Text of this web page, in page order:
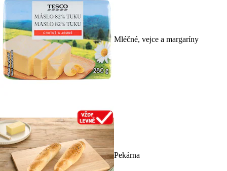
Mléčné, vejce a margaríny
Pekárna